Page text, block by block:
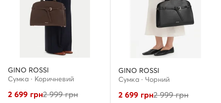
GINO ROSSI
Сумка · Коричневий
2 699 грн2 999грн
GINO ROSSI
Сумка · Чорний
2 699 грн2 999грн